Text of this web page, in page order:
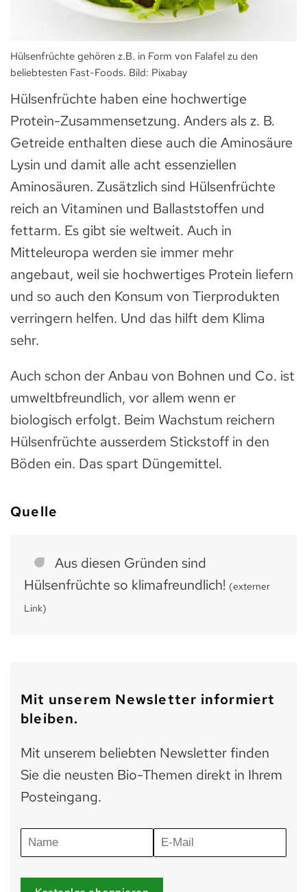
Hülsenfrüchte gehören z.B. in Form von Falafel zu den
beliebtesten Fast-Foods. Bild: Pixabay
Hülsenfrüchte haben eine hochwertige
Protein-Zusammensetzung. Anders als z. B.
Getreide enthalten diese auch die Aminosäure
Lysin und damit alle acht essenziellen
Aminosäuren. Zusätzlich sind Hülsenfrüchte
reich an Vitaminen und Ballaststoffen und
fettarm. Es gibt sie weltweit. Auch in
Mitteleuropa werden sie immer mehr
angebaut, weil sie hochwertiges Protein liefern
und so auch den Konsum von Tierprodukten
verringern helfen. Und das hilft dem Klima
sehr.
Auch schon der Anbau von Bohnen und Co. ist
umweltbfreundlich, vor allem wenn er
biologisch erfolgt. Beim Wachstum reichern
Hülsenfrüchte ausserdem Stickstoff in den
Böden ein. Das spart Düngemittel.
Quelle
Aus diesen Gründen sind
Hülsenfrüchte so klimafreundlich! (externer
Link)
Mit unserem Newsletter informiert
bleiben.
Mit unserem beliebten Newsletter finden
Sie die neusten Bio-Themen direkt in Ihrem
Posteingang.